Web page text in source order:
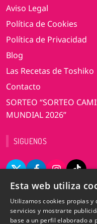
Aviso Legal
Política de Cookies
Política de Privacidad
Blog
Las Recetas de Toshiko
Contacto
SORTEO “SORTEO
MUNDIAL 2026”
SIGUENOS
Esta web utiliza
Utilizamos cookies propias
servicios y mostrarte
base a un perfil elaborado a